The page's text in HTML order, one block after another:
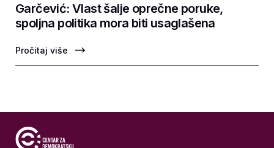
Garčević: Vlast šalje oprečne poruke,
spoljna politika mora biti usaglašena
Pročitaj više